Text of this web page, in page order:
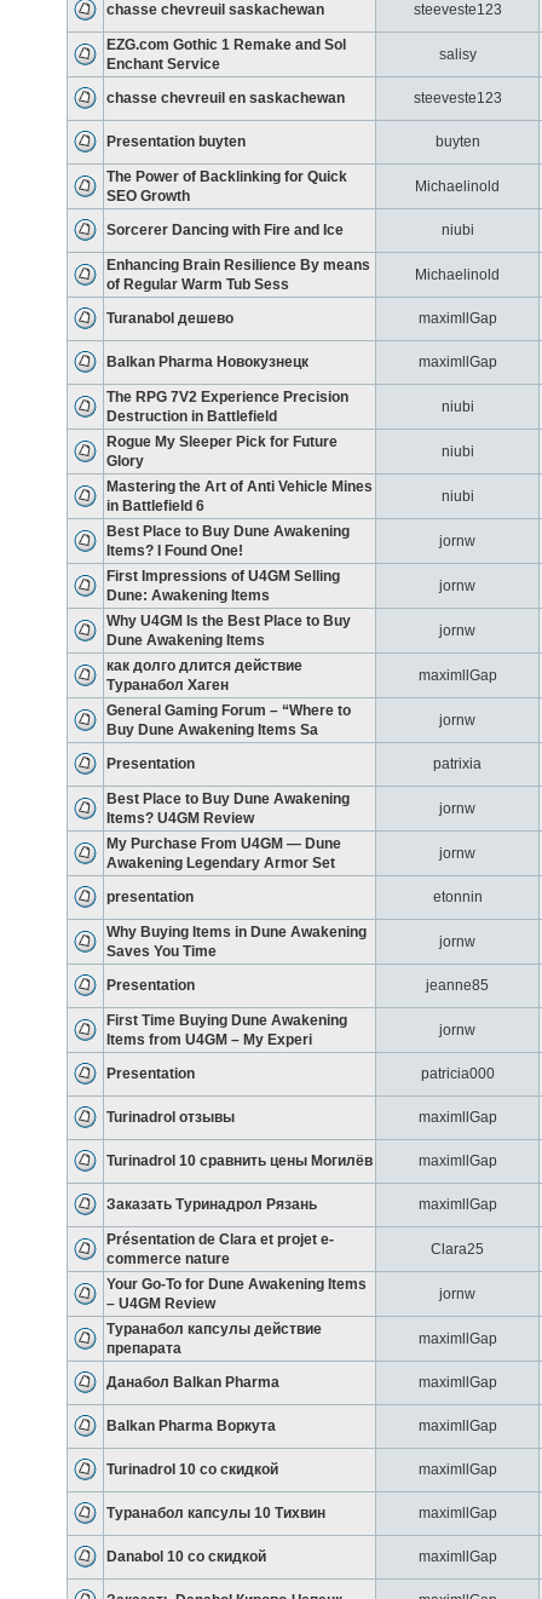
chasse chevreuil saskachewan steeveste123
EZG.com Gothic 1 Remake and Sol
Enchant Service
salisy
chasse chevreuil en saskachewan steeveste123
Presentation buyten buyten
The Power of Backlinking for Quick
SEO Growth
Michaelinold
Sorcerer Dancing with Fire and Ice niubi
Enhancing Brain Resilience By means
of Regular Warm Tub Sess
Michaelinold
Turanabol дешево maximllGap
Balkan Pharma Новокузнецк maximllGap
The RPG 7V2 Experience Precision
Destruction in Battlefield
niubi
Rogue My Sleeper Pick for Future
Glory
niubi
Mastering the Art of Anti Vehicle Mines
in Battlefield 6
niubi
Best Place to Buy Dune Awakening
Items? I Found One!
jornw
First Impressions of U4GM Selling
Dune: Awakening Items
jornw
Why U4GM Is the Best Place to Buy
Dune Awakening Items
jornw
как долго длится действие
Туранабол Хаген
maximllGap
General Gaming Forum – “Where to
Buy Dune Awakening Items Sa
jornw
Presentation patrixia
Best Place to Buy Dune Awakening
Items? U4GM Review
jornw
My Purchase From U4GM — Dune
Awakening Legendary Armor Set
jornw
presentation etonnin
Why Buying Items in Dune Awakening
Saves You Time
jornw
Presentation jeanne85
First Time Buying Dune Awakening
Items from U4GM – My Experi
jornw
Presentation patricia000
Turinadrol отзывы maximllGap
Turinadrol 10 сравнить цены Могилёв maximllGap
Заказать Туринадрол Рязань maximllGap
Présentation de Clara et projet e-
commerce nature
Clara25
Your Go-To for Dune Awakening Items
– U4GM Review
jornw
Туранабол капсулы действие
препарата
maximllGap
Данабол Balkan Pharma maximllGap
Balkan Pharma Воркута maximllGap
Turinadrol 10 со скидкой maximllGap
Туранабол капсулы 10 Тихвин maximllGap
Danabol 10 со скидкой maximllGap